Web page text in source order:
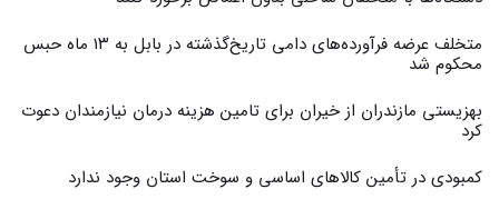
متخلف عرضه فرآورده‌های دامی تاریخ‌گذشته در بابل به ۱۳ ماه حبس
محکوم شد
بهزیستی مازندران از خیران برای تامین هزینه درمان نیازمندان دعوت
کرد
کمبودی در تأمین کالاهای اساسی و سوخت استان وجود ندارد